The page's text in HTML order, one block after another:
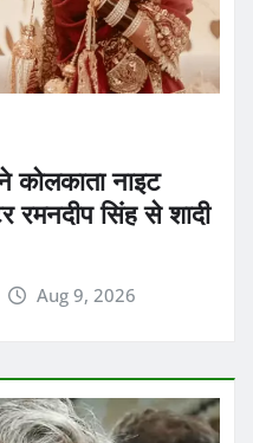
कोलकाता नाइट
रमनदीप सिंह से शादी
Aug 9, 2026